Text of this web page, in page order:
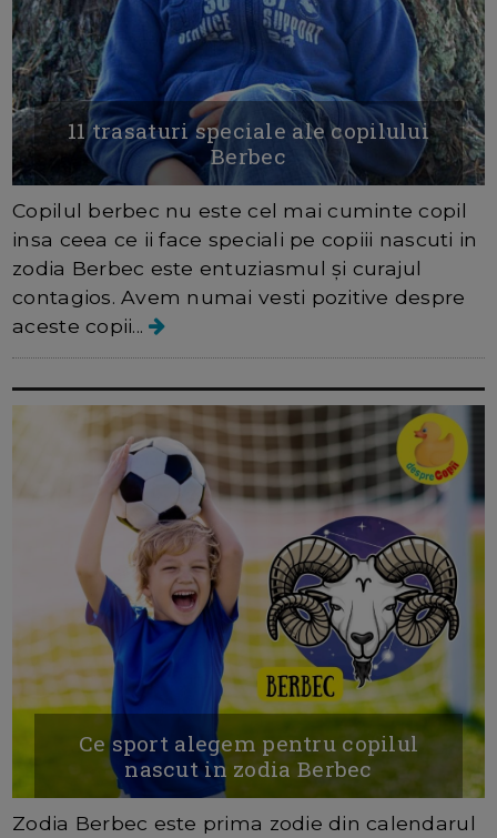
11 trasaturi speciale ale copilului
Berbec
Copilul berbec nu este cel mai cuminte copil
insa ceea ce ii face speciali pe copiii nascuti in
zodia Berbec este entuziasmul și curajul
contagios. Avem numai vesti pozitive despre
aceste copii...
Ce sport alegem pentru copilul
nascut in zodia Berbec
Zodia Berbec este prima zodie din calendarul